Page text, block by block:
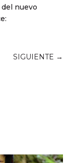
nuevo
SIGUIENTE →